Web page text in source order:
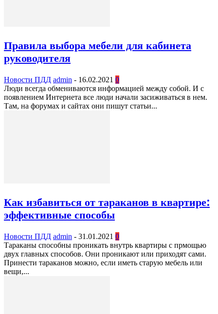
Правила выбора мебели для кабинета
руководителя
Новости ПДД admin - 16.02.2021 0
Люди всегда обмениваются информацией между собой. И с
появлением Интернета все люди начали засиживаться в нем.
Там, на форумах и сайтах они пишут статьи...
Как избавиться от тараканов в квартире:
эффективные способы
Новости ПДД admin - 31.01.2021 0
Тараканы способны проникать внутрь квартиры с прмощью
двух главных способов. Они проникают или приходят сами.
Принести тараканов можно, если иметь старую мебель или
вещи,...